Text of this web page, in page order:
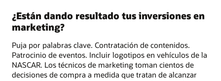
¿Están dando resultado tus inversiones en
marketing?
Puja por palabras clave. Contratación de contenidos.
Patrocinio de eventos. Incluir logotipos en vehículos de la
NASCAR. Los técnicos de marketing toman cientos de
decisiones de compra a medida que tratan de alcanzar